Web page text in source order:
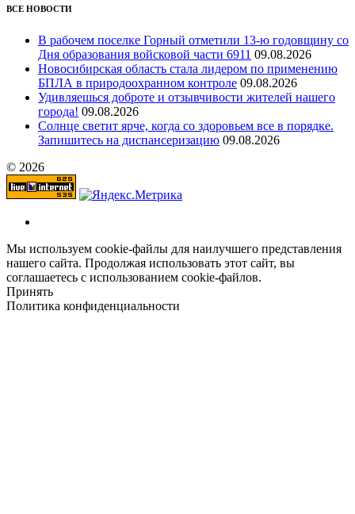
ВСЕ НОВОСТИ
В рабочем поселке Горный отметили 13-ю годовщину со
Дня образования войсковой части 6911 09.08.2026
Новосибирская область стала лидером по применению
БПЛА в природоохранном контроле 09.08.2026
Удивляешься доброте и отзывчивости жителей нашего
города! 09.08.2026
Солнце светит ярче, когда со здоровьем все в порядке.
Запишитесь на диспансеризацию 09.08.2026
© 2026
Мы используем cookie-файлы для наилучшего представления
нашего сайта. Продолжая использовать этот сайт, вы
соглашаетесь с использованием cookie-файлов.
Принять
Политика конфиденциальности